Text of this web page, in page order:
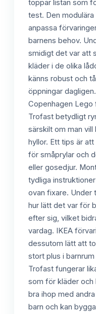
toppar listan som
test. Den
anpassa
barnens behov.
smidigt det var att
kläder i de olika
känns robust och
öppningar
Copenhagen Lego
Trofast betydligt
särskilt om man
hyllor. Ett tips är
för småprylar och
eller gosedjur.
tydliga
ovan fixare. Under
hur lätt det var för
efter sig, vilket
vardag. IKEA
dessutom lätt att
stort plus i
Trofast fungerar
som för kläder och
bra ihop med
barn och kan